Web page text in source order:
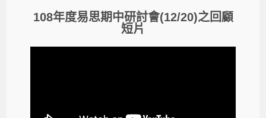
108年度易思期中研討會(12/20)之回顧
短片